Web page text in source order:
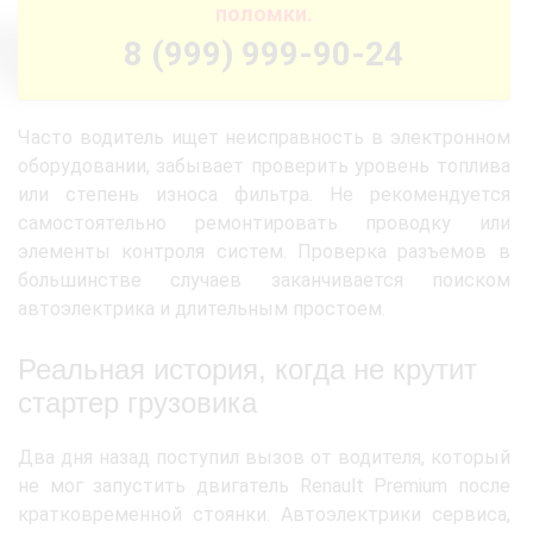
поломки.
8 (999) 999-90-24
Часто водитель ищет неисправность в электронном
оборудовании, забывает проверить уровень топлива
или степень износа фильтра. Не рекомендуется
самостоятельно ремонтировать проводку или
элементы контроля систем. Проверка разъемов в
большинстве случаев заканчивается поиском
автоэлектрика и длительным простоем.
Реальная история, когда не крутит
стартер грузовика
Два дня назад поступил вызов от водителя, который
не мог запустить двигатель Renault Premium после
кратковременной стоянки. Автоэлектрики сервиса,